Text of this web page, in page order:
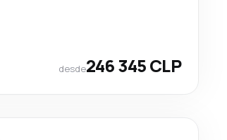
desde246 345 CLP